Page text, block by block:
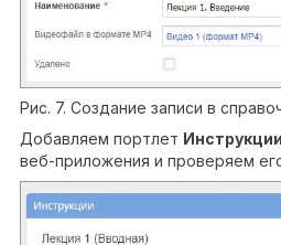
Рис. 7. Создание записи в
Добавляем портлет Инструкции
веб-приложения и проверяем